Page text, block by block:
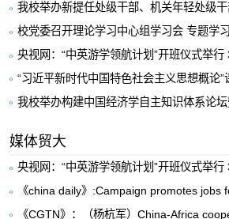
我校举办新提任处级干部、机关年轻处级干
校党委召开理论学习中心组学习会 专题学习
央视网：“中英游学领航计划”开班仪式举行
“习近平新时代中国特色社会主义思想概论”
我校举办构建中国经济学自主知识体系论坛
媒体贸大
央视网：“中英游学领航计划”开班仪式举行
《china daily》:Campaign promotes jobs
《CGTN》：（杨杭军）China-Africa